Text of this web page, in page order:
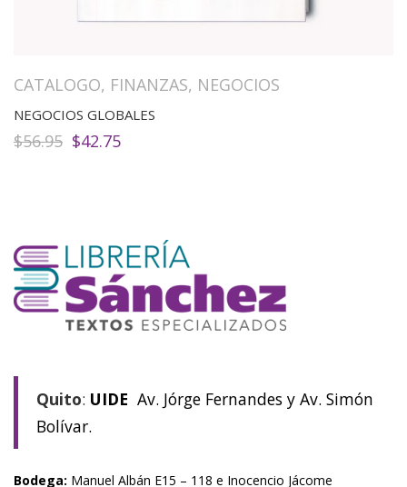
CATALOGO, FINANZAS, NEGOCIOS
NEGOCIOS GLOBALES
$56.95 El
$42.75El
Quito: UIDE Av. Jórge Fernandes y Av. Simón
Bolívar.
Bodega: Manuel Albán E15 – 118 e Inocencio Jácome